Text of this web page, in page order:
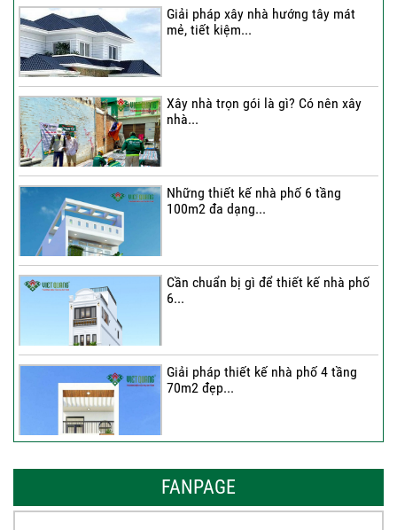
Giải pháp xây nhà hướng tây mát
mẻ, tiết kiệm...
Xây nhà trọn gói là gì? Có nên xây
nhà...
Những thiết kế nhà phố 6 tầng
100m2 đa dạng...
Cần chuẩn bị gì để thiết kế nhà phố
6...
Giải pháp thiết kế nhà phố 4 tầng
70m2 đẹp...
đẹp, sang...
FANPAGE